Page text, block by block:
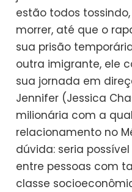
estão todos
morrer, até que o
sua prisão
outra imigrante, ele
sua jornada em
Jennifer (Jessica
milionária com a
relacionamento no
dúvida: seria
entre pessoas com
classe